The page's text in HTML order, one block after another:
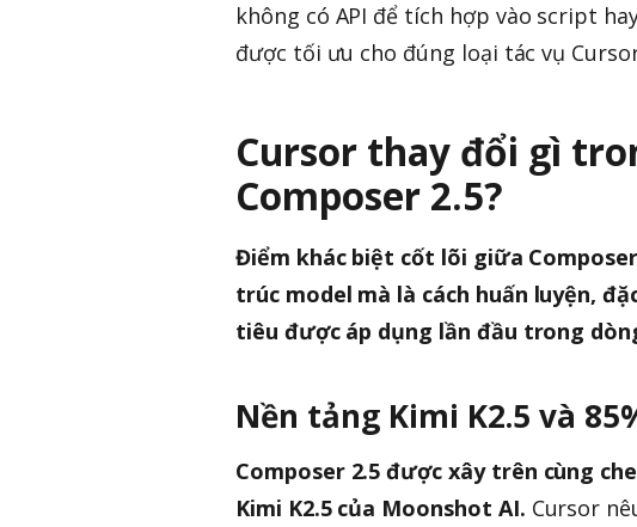
không có API để tích hợp vào script
được tối ưu cho đúng loại tác vụ
Cursor thay đổi gì
Composer 2.5?
Điểm khác biệt cốt lõi giữa
trúc model mà là cách huấn luyện,
tiêu được áp dụng lần đầu trong
Nền tảng Kimi K2.5 và
Composer 2.5 được xây trên cùng
Kimi K2.5 của Moonshot AI. Cursor